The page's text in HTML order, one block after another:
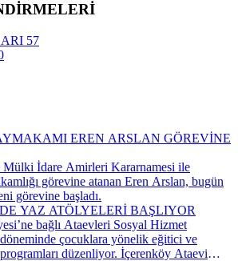
57
EREN ARSLAN GÖREVİNE
Mülki İdare Amirleri Kararnamesi ile
görevine atanan Eren Arslan, bugün
görevine başladı.
YAZ ATÖLYELERİ BAŞLIYOR
bağlı Ataevleri Sosyal Hizmet
çocuklara yönelik eğitici ve
düzenliyor. İçerenköy Ataevi